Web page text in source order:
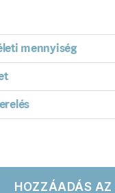
mennyiség
HOZZÁADÁS